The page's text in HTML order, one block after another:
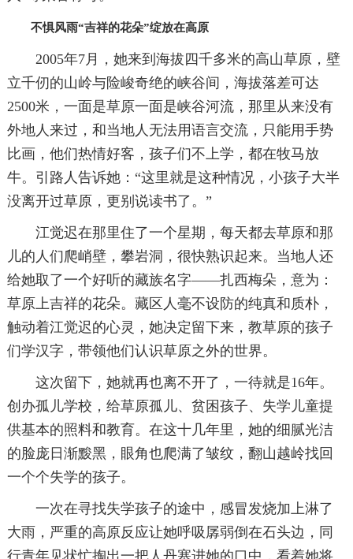
不惧风雨“吉祥的花朵”绽放在高原
2005年7月，她来到海拔四千多米的高山草原，壁
立千仞的山岭与险峻奇绝的峡谷间，海拔落差可达
2500米，一面是草原一面是峡谷河流，那里从来没有
外地人来过，和当地人无法用语言交流，只能用手势
比画，他们热情好客，孩子们不上学，都在牧马放
牛。引路人告诉她：“这里就是这种情况，小孩子大半
没离开过草原，更别说读书了。”
江觉迟在那里住了一个星期，每天都去草原和那
儿的人们爬峭壁，攀岩洞，很快熟识起来。当地人还
给她取了一个好听的藏族名字——扎西梅朵，意为：
草原上吉祥的花朵。藏区人毫不设防的纯真和质朴，
触动着江觉迟的心灵，她决定留下来，教草原的孩子
们学汉字，带领他们认识草原之外的世界。
这次留下，她就再也离不开了，一待就是16年。
创办孤儿学校，给草原孤儿、贫困孩子、失学儿童提
供基本的照料和教育。在这十几年里，她的细腻光洁
的脸庞日渐黢黑，眼角也爬满了皱纹，翻山越岭找回
一个个失学的孩子。
一次在寻找失学孩子的途中，感冒发烧加上淋了
大雨，严重的高原反应让她呼吸孱弱倒在石头边，同